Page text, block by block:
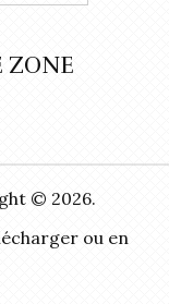
ZONE
© 2026.
ou en